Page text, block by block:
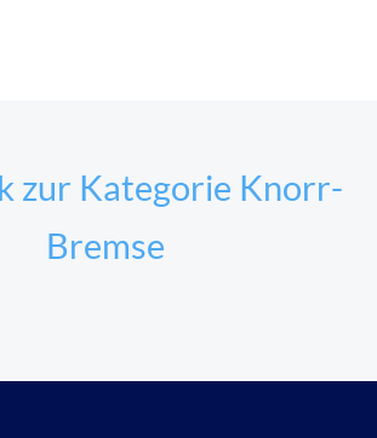
zur Kategorie Knorr-
Bremse